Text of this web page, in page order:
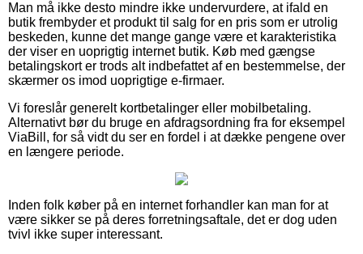
Man må ikke desto mindre ikke undervurdere, at ifald en
butik frembyder et produkt til salg for en pris som er utrolig
beskeden, kunne det mange gange være et karakteristika
der viser en uoprigtig internet butik. Køb med gængse
betalingskort er trods alt indbefattet af en bestemmelse, der
skærmer os imod uoprigtige e-firmaer.
Vi foreslår generelt kortbetalinger eller mobilbetaling.
Alternativt bør du bruge en afdragsordning fra for eksempel
ViaBill, for så vidt du ser en fordel i at dække pengene over
en længere periode.
Inden folk køber på en internet forhandler kan man for at
være sikker se på deres forretningsaftale, det er dog uden
tvivl ikke super interessant.